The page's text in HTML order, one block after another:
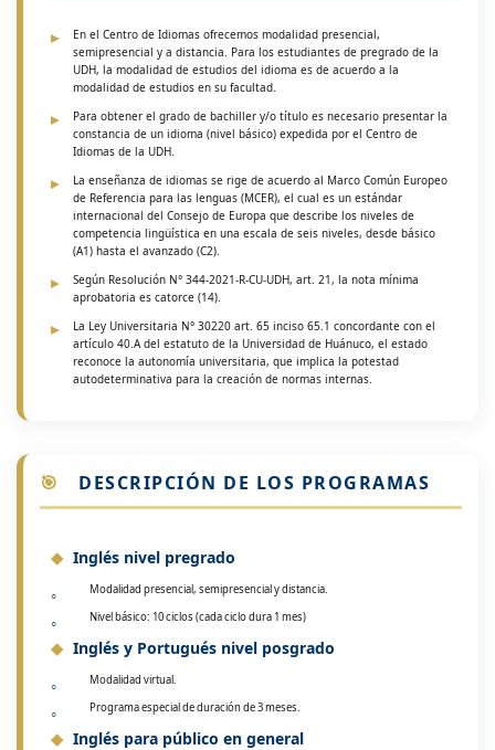
En el Centro de Idiomas ofrecemos modalidad presencial,
semipresencial y a distancia. Para los estudiantes de pregrado de la
UDH, la modalidad de estudios del idioma es de acuerdo a la
modalidad de estudios en su facultad.
Para obtener el grado de bachiller y/o título es necesario presentar la
constancia de un idioma (nivel básico) expedida por el Centro de
Idiomas de la UDH.
La enseñanza de idiomas se rige de acuerdo al Marco Común Europeo
de Referencia para las lenguas (MCER), el cual es un estándar
internacional del Consejo de Europa que describe los niveles de
competencia lingüística en una escala de seis niveles, desde básico
(A1) hasta el avanzado (C2).
Según Resolución N° 344-2021-R-CU-UDH, art. 21, la nota mínima
aprobatoria es catorce (14).
La Ley Universitaria N° 30220 art. 65 inciso 65.1 concordante con el
artículo 40.A del estatuto de la Universidad de Huánuco, el estado
reconoce la autonomía universitaria, que implica la potestad
autodeterminativa para la creación de normas internas.
🎯 DESCRIPCIÓN DE LOS PROGRAMAS
Inglés nivel pregrado
Modalidad presencial, semipresencial y distancia.
Nivel básico: 10 ciclos (cada ciclo dura 1 mes)
Inglés y Portugués nivel posgrado
Modalidad virtual.
Programa especial de duración de 3 meses.
Inglés para público en general